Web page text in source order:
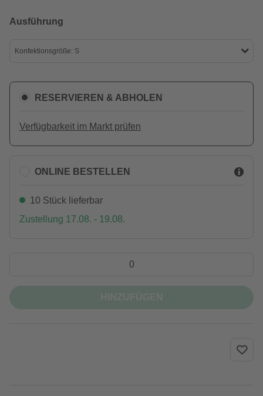
Ausführung
Konfektionsgröße: S
RESERVIEREN & ABHOLEN
Verfügbarkeit im Markt prüfen
ONLINE BESTELLEN
10 Stück lieferbar
Zustellung 17.08. - 19.08.